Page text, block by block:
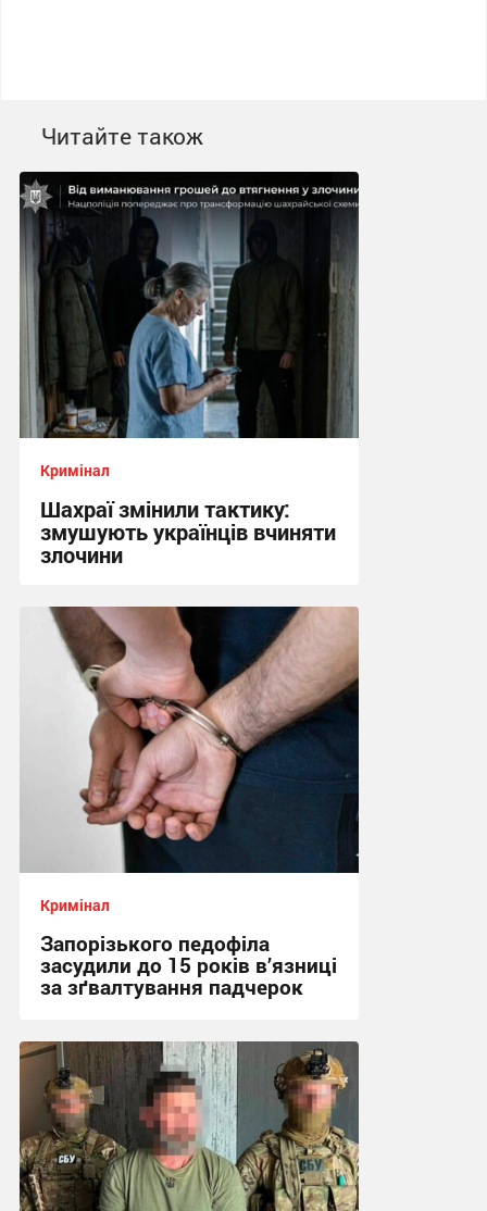
Читайте також
Кримінал
Шахраї змінили тактику:
змушують українців вчиняти
злочини
05:32 сьогодні
Кримінал
Запорізького педофіла
засудили до 15 років в’язниці
за зґвалтування падчерок
21:49, 7.08.2026